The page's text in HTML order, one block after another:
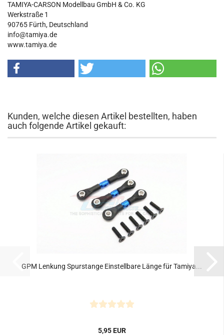
TAMIYA-CARSON Modellbau GmbH & Co. KG
Werkstraße 1
90765 Fürth, Deutschland
info@tamiya.de
www.tamiya.de
Kunden, welche diesen Artikel bestellten, haben
auch folgende Artikel gekauft:
GPM Lenkung Spurstange Einstellbare Länge für Tamiya...
5,95 EUR